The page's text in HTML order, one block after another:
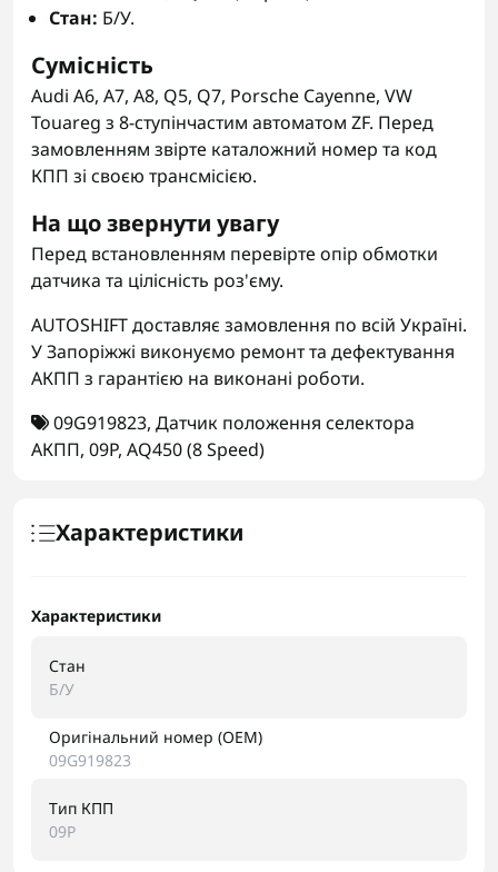
Стан: Б/У.
Сумісність
Audi A6, A7, A8, Q5, Q7, Porsche Cayenne, VW
Touareg з 8-ступінчастим автоматом ZF. Перед
замовленням звірте каталожний номер та код
КПП зі своєю трансмісією.
На що звернути увагу
Перед встановленням перевірте опір обмотки
датчика та цілісність роз'єму.
AUTOSHIFT доставляє замовлення по всій Україні.
У Запоріжжі виконуємо ремонт та дефектування
АКПП з гарантією на виконані роботи.
09G919823, Датчик положення селектора
АКПП, 09P, AQ450 (8 Speed)
Характеристики
Характеристики
Стан
Б/У
Оригінальний номер (OEM)
09G919823
Тип КПП
09P